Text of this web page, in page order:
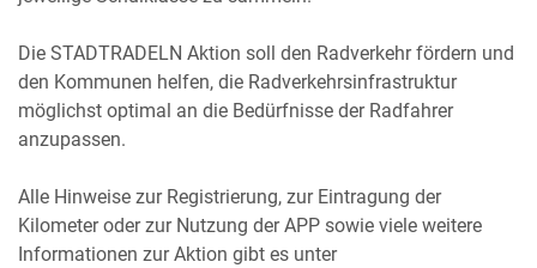
Die STADTRADELN Aktion soll den Radverkehr fördern und
den Kommunen helfen, die Radverkehrsinfrastruktur
möglichst optimal an die Bedürfnisse der Radfahrer
anzupassen.
Alle Hinweise zur Registrierung, zur Eintragung der
Kilometer oder zur Nutzung der APP sowie viele weitere
Informationen zur Aktion gibt es unter